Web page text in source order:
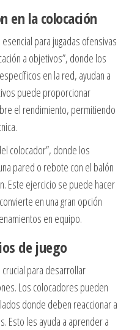
en la colocación
para jugadas ofensivas
a objetivos”, donde los
en la red, ayudan a
puede proporcionar
el rendimiento, permitiendo
colocador”, donde los
pared o rebote con el balón
Este ejercicio se puede hacer
en una gran opción
en equipo.
de juego
para desarrollar
Los colocadores pueden
donde deben reaccionar a
Esto les ayuda a aprender a